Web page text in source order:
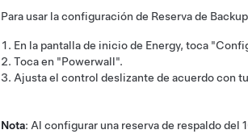
Para usar la configuración de Reserva de
En la pantalla de inicio de Energy, toca
Toca en "Powerwall".
Ajusta el control deslizante de acuerdo con
Nota: Al configurar una reserva de respaldo del